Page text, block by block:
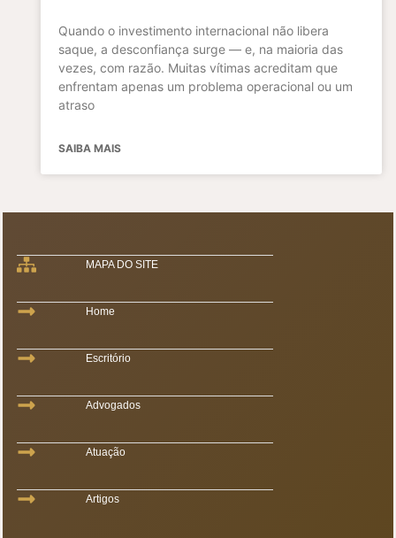
Quando o investimento internacional não libera
saque, a desconfiança surge — e, na maioria das
vezes, com razão. Muitas vítimas acreditam que
enfrentam apenas um problema operacional ou um
atraso
SAIBA MAIS
MAPA DO SITE
Home
Escritório
Advogados
Atuação
Artigos